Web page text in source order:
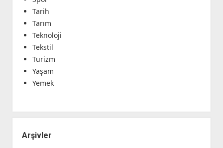
Tarih
Tarım
Teknoloji
Tekstil
Turizm
Yaşam
Yemek
Arşivler